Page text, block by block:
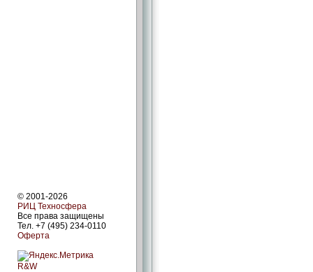
© 2001-2026
РИЦ Техносфера
Все права защищены
Тел. +7 (495) 234-0110
Оферта
R&W